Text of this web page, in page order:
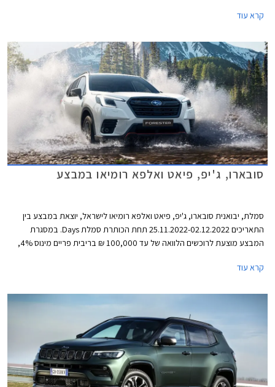
קרא עוד
סובארו, ג'יפ, פיאט ואלפא רומיאו במבצע
סמלת, יבואנית סובארו, ג'יפ, פיאט ואלפא רומיאו לישראל, יוצאת במבצע בין
התאריכים 25.11.2022-02.12.2022 תחת הכותרת סמלת Days. במסגרת
המבצע מוצעת לרוכשים הלוואה של עד 100,000 ₪ בריבית פריים מינוס 4%,
וכוללים עמלת הקמה בסך 1.5% ממחיר הרכב ודמי משכון ושעבוד בסך 350 ₪,
קרא עוד